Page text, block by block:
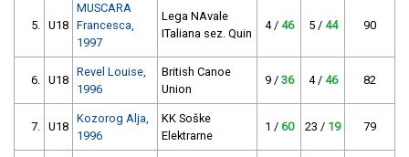
5. U18
MUSCARA
Francesca,
1997
Lega NAvale
ITaliana sez. Quin
4 / 46 5 / 44 90
6. U18
Revel Louise,
1996
British Canoe
Union
9 / 36 4 / 46 82
7. U18
Kozorog Alja,
1996
KK Soške
Elektrarne
1 / 60 23 / 19 79